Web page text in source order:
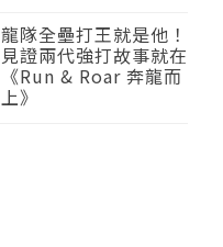
龍隊全壘打王就是他！
見證兩代強打故事就在
《Run & Roar 奔龍而
上》